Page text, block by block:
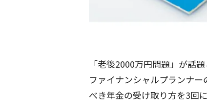
「老後2000万円問題」が話
ファイナンシャルプランナ
べき年金の受け取り方を3回